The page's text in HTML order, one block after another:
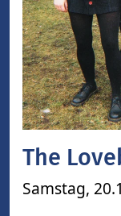
The
Samstag,